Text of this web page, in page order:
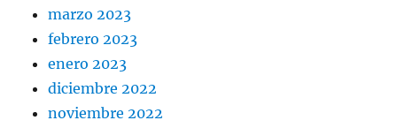
marzo 2023
febrero 2023
enero 2023
diciembre 2022
noviembre 2022